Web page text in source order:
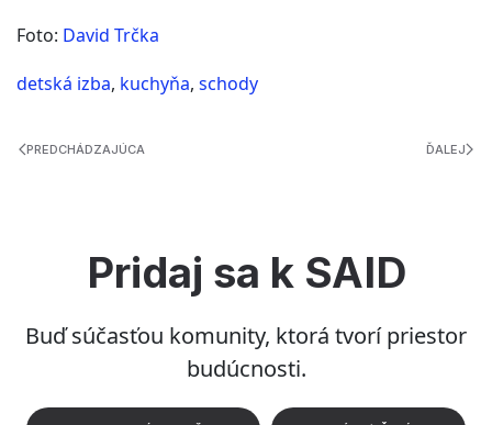
Foto: David Trčka
detská izba, kuchyňa, schody
PREDCHÁDZAJÚCA ĎALEJ
Pridaj sa k SAID
Buď súčasťou komunity, ktorá tvorí priestor
budúcnosti.